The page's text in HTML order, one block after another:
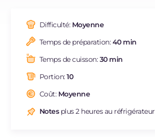
BR
DE
Difficulté: Moyenne
Temps de préparation:40 min
Temps de cuisson:30 min
Portion:10
Coût: Moyenne
Notesplus 2 heures au réfrigérateur